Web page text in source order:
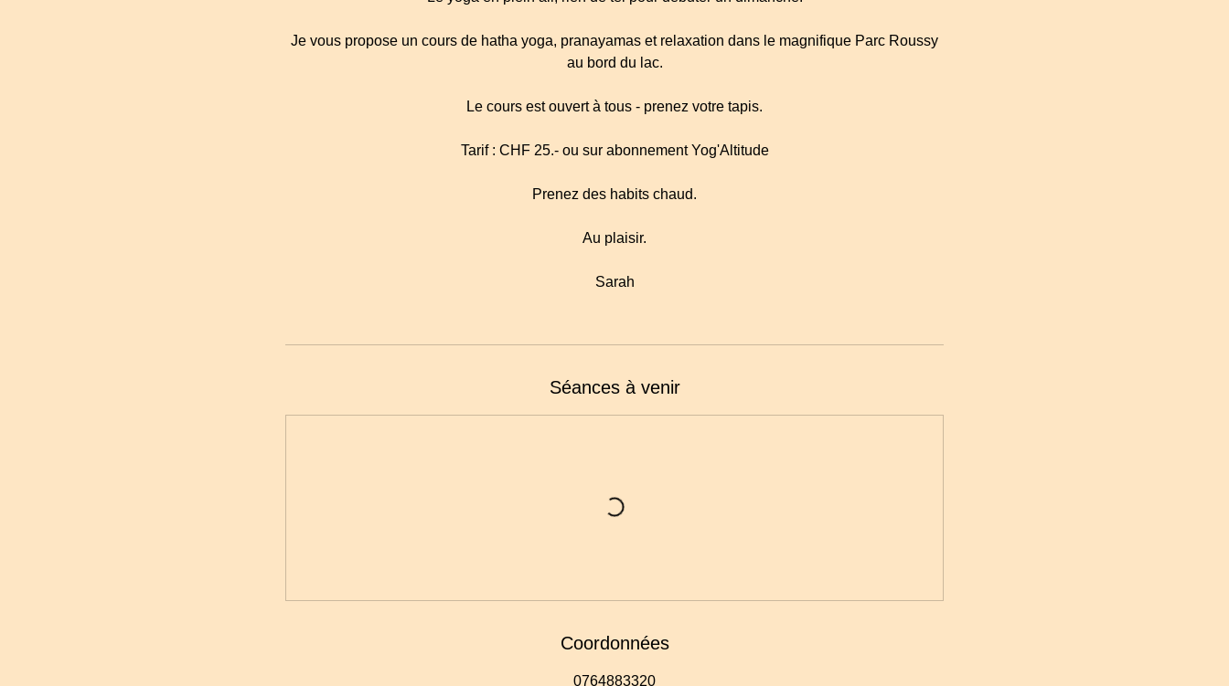
Je vous propose un cours de hatha yoga, pranayamas et relaxation dans le magnifique Parc Roussy
au bord du lac.
Le cours est ouvert à tous - prenez votre tapis.
Tarif : CHF 25.- ou sur abonnement Yog'Altitude
Prenez des habits chaud.
Au plaisir.
Sarah
Séances à venir
Coordonnées
0764883320